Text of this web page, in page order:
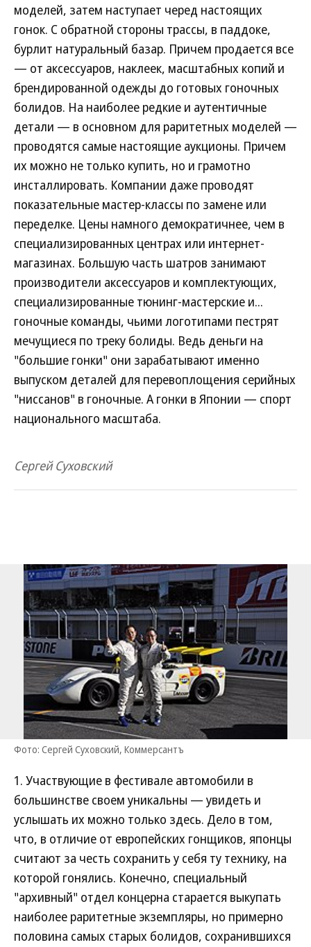
моделей, затем наступает черед настоящих
гонок. С обратной стороны трассы, в паддоке,
бурлит натуральный базар. Причем продается все
— от аксессуаров, наклеек, масштабных копий и
брендированной одежды до готовых гоночных
болидов. На наиболее редкие и аутентичные
детали — в основном для раритетных моделей —
проводятся самые настоящие аукционы. Причем
их можно не только купить, но и грамотно
инсталлировать. Компании даже проводят
показательные мастер-классы по замене или
переделке. Цены намного демократичнее, чем в
специализированных центрах или интернет-
магазинах. Большую часть шатров занимают
производители аксессуаров и комплектующих,
специализированные тюнинг-мастерские и...
гоночные команды, чьими логотипами пестрят
мечущиеся по треку болиды. Ведь деньги на
"большие гонки" они зарабатывают именно
выпуском деталей для перевоплощения серийных
"ниссанов" в гоночные. А гонки в Японии — спорт
национального масштаба.
Сергей Суховский
Фото: Сергей Суховский, Коммерсантъ
1. Участвующие в фестивале автомобили в
большинстве своем уникальны — увидеть и
услышать их можно только здесь. Дело в том,
что, в отличие от европейских гонщиков, японцы
считают за честь сохранить у себя ту технику, на
которой гонялись. Конечно, специальный
"архивный" отдел концерна старается выкупать
наиболее раритетные экземпляры, но примерно
половина самых старых болидов, сохранившихся